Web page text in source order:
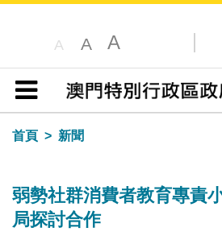
A A A
目錄
首頁
新聞
弱勢社群消費者教育專責
局探討合作